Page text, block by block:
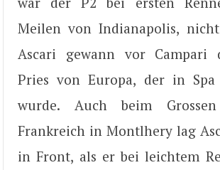
Meilen von Indianapolis,
Ascari gewann vor Campari
Pries von Europa, der in Spa
wurde. Auch beim
Frankreich in Montlhery lag
in Front, als er bei leichtem